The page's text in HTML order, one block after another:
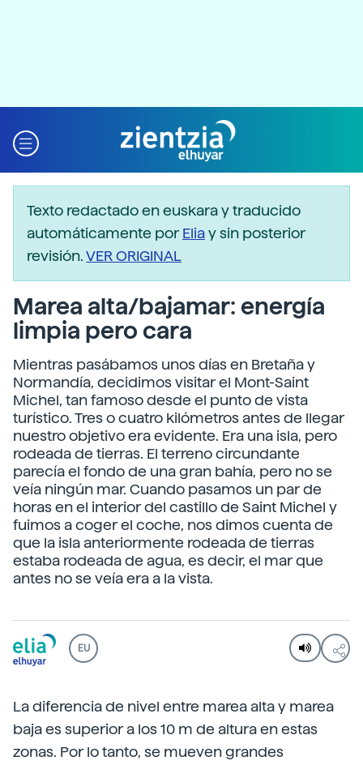
Texto redactado en euskara y traducido
automáticamente porEliay sin posterior
revisión.VER ORIGINAL
Marea alta/bajamar: energía
limpia pero cara
Mientras pasábamos unos días en Bretaña y
Normandía, decidimos visitar el Mont-Saint
Michel, tan famoso desde el punto de vista
turístico. Tres o cuatro kilómetros antes de llegar
nuestro objetivo era evidente. Era una isla, pero
rodeada de tierras. El terreno circundante
parecía el fondo de una gran bahía, pero no se
veía ningún mar. Cuando pasamos un par de
horas en el interior del castillo de Saint Michel y
fuimos a coger el coche, nos dimos cuenta de
que la isla anteriormente rodeada de tierras
estaba rodeada de agua, es decir, el mar que
antes no se veía era a la vista.
EU
La diferencia de nivel entre marea alta y marea
baja es superior a los 10 m de altura en estas
zonas. Por lo tanto, se mueven grandes